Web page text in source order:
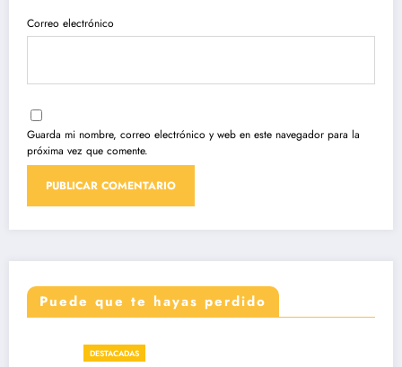
Correo electrónico
Guarda mi nombre, correo electrónico y web en este navegador para la
próxima vez que comente.
Puede que te hayas perdido
DESTACADAS